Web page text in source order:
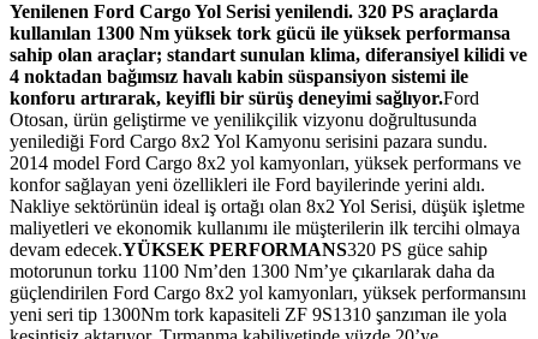
Yenilenen Ford Cargo Yol Serisi yenilendi. 320 PS araçlarda
kullanılan 1300 Nm yüksek tork gücü ile yüksek performansa
sahip olan araçlar; standart sunulan klima, diferansiyel kilidi ve
4 noktadan bağımsız havalı kabin süspansiyon sistemi ile
konforu artırarak, keyifli bir sürüş deneyimi sağlıyor.Ford
Otosan, ürün geliştirme ve yenilikçilik vizyonu doğrultusunda
yenilediği Ford Cargo 8x2 Yol Kamyonu serisini pazara sundu.
2014 model Ford Cargo 8x2 yol kamyonları, yüksek performans ve
konfor sağlayan yeni özellikleri ile Ford bayilerinde yerini aldı.
Nakliye sektörünün ideal iş ortağı olan 8x2 Yol Serisi, düşük işletme
maliyetleri ve ekonomik kullanımı ile müşterilerin ilk tercihi olmaya
devam edecek.YÜKSEK PERFORMANS320 PS güce sahip
motorunun torku 1100 Nm’den 1300 Nm’ye çıkarılarak daha da
güçlendirilen Ford Cargo 8x2 yol kamyonları, yüksek performansını
yeni seri tip 1300Nm tork kapasiteli ZF 9S1310 şanzıman ile yola